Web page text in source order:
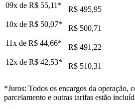
09x de R$ 55,11 *
R$ 495,95
10x de R$ 50,07*
R$ 500,71
11x de R$ 44,66*
R$ 491,22
12x de R$ 42,53* R$ 510,31
*Juros: Todos os encargos da operação,
parcelamento e outras tarifas estão